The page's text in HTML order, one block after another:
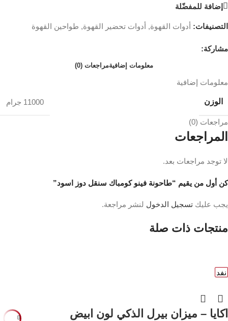
إضافة للمفضّلة
التصنيفات: أدوات القهوة, أدوات تحضير القهوة, طواحين القهوة
مشاركة:
معلومات إضافيةمراجعات (0)
معلومات إضافية
الوزن 11000 جرام
مراجعات (0)
المراجعات
لا توجد مراجعات بعد.
كن أول من يقيم “طاحونة فينو كومباك سنقل دوز اسود”
يجب عليك تسجيل الدخول لنشر مراجعة.
منتجات ذات صلة
نفد
اكايا – ميزان بيرل الذكي لون ابيض